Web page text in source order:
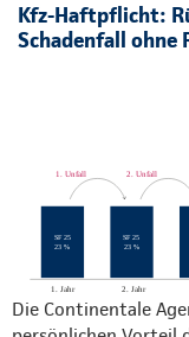
Kfz-Haftpflicht:
Schadenfall ohne
Die Continentale